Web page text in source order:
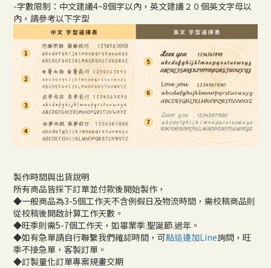
-字數限制：中文建議4~8個字以內，英文建議２０個英文字母以
內，請參考以下字型
製作時間與出貨說明
所有商品皆採下訂單並付款後開始製作，
◆一般商品為3-5個工作天不含例假日及物流時間，需校稿商品則
從校稿後開啟計算工作天數。
◆旺季則需5-7個工作天，如畢業季.聖誕節.過年。
◆如有急單請自行聯繫我們確認時間，可點這邊加Line詢問，旺
季不接急單，客製訂單。
◆訂製量化訂單專案規畫交期